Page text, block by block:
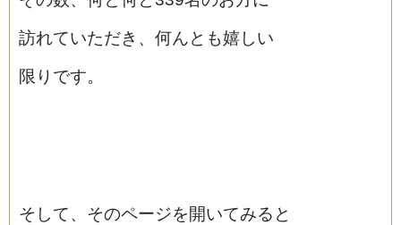
訪れていただき、何んとも嬉しい
限りです。
そして、そのページを開いてみると